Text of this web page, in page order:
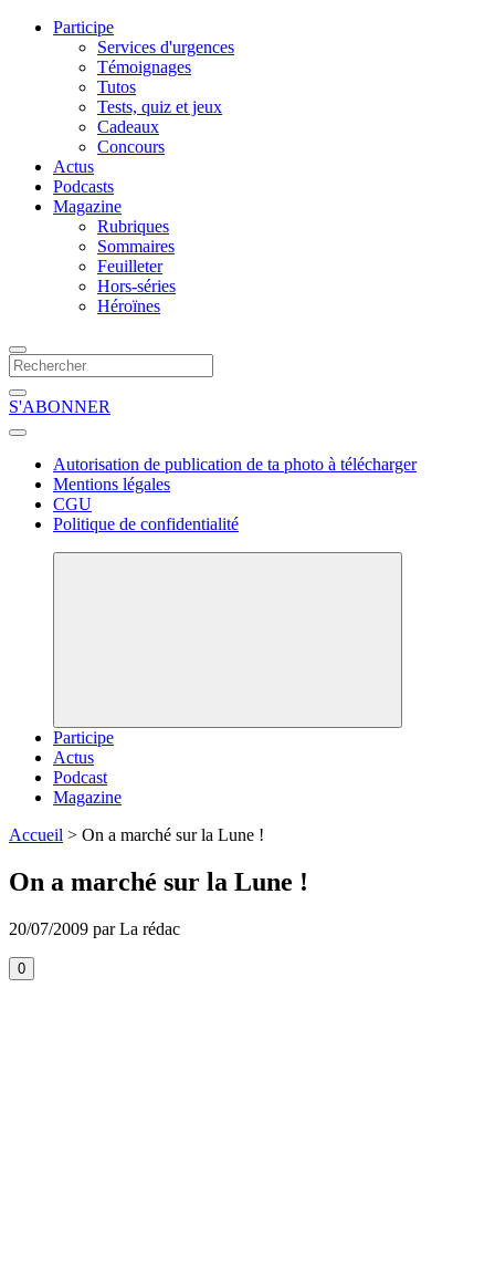
Participe
Services d'urgences
Témoignages
Tutos
Tests, quiz et jeux
Cadeaux
Concours
Actus
Podcasts
Magazine
Rubriques
Sommaires
Feuilleter
Hors-séries
Héroïnes
S'ABONNER
Autorisation de publication de ta photo à télécharger
Mentions légales
CGU
Politique de confidentialité
Participe
Actus
Podcast
Magazine
Accueil > On a marché sur la Lune !
On a marché sur la Lune !
20/07/2009 par La rédac
0